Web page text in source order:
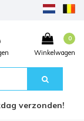
0
Winkelwagen
verzonden!